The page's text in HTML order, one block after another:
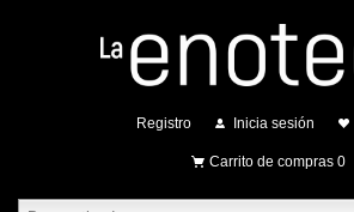
Registro Inicia sesión
Carrito de compras 0